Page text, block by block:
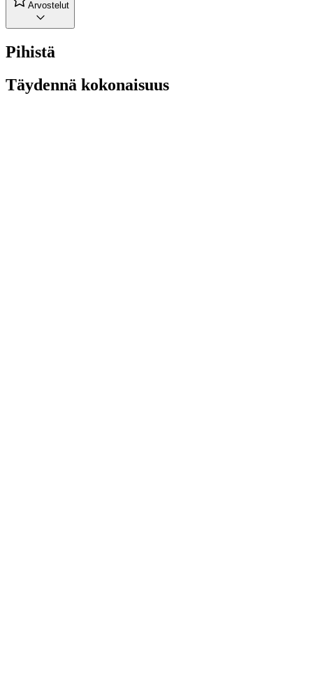
Arvostelut
Pihistä
Täydennä kokonaisuus